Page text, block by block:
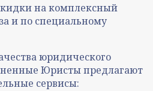
на комплексный
и по специальному
юридического
Юристы предлагают
сервисы: